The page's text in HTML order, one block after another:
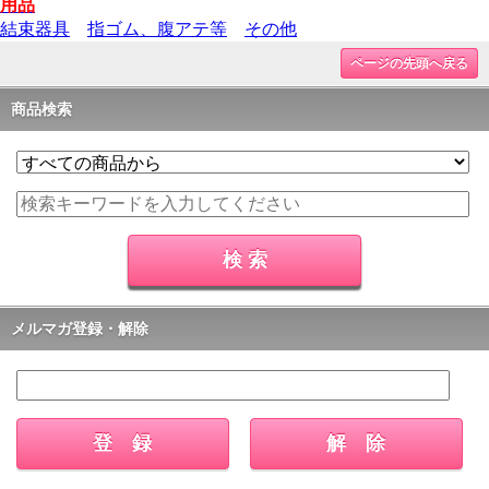
用品
結束器具
指ゴム、腹アテ等 その他
ページの先頭へ戻る
商品検索
メルマガ登録・解除